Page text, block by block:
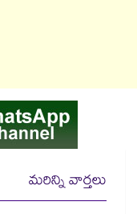
మరిన్ని వార్తలు